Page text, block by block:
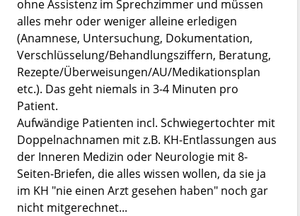
ohne Assistenz im Sprechzimmer und müssen
alles mehr oder weniger alleine erledigen
(Anamnese, Untersuchung, Dokumentation,
Verschlüsselung/Behandlungsziffern, Beratung,
Rezepte/Überweisungen/AU/Medikationsplan
etc.). Das geht niemals in 3-4 Minuten pro
Patient.
Aufwändige Patienten incl. Schwiegertochter mit
Doppelnachnamen mit z.B. KH-Entlassungen aus
der Inneren Medizin oder Neurologie mit 8-
Seiten-Briefen, die alles wissen wollen, da sie ja
im KH "nie einen Arzt gesehen haben" noch gar
nicht mitgerechnet...